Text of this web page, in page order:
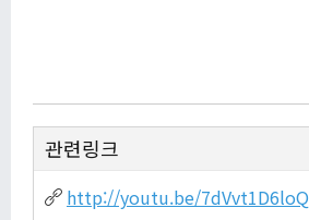
관련링크
http://youtu.be/7dVvt1D6loQ